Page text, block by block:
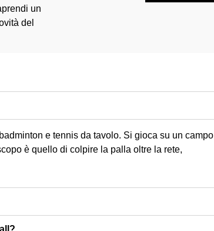
un
del
e tennis da tavolo. Si gioca su un campo
è quello di colpire la palla oltre la rete,